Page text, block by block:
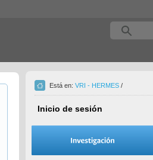
Está en: VRI - HERMES /
Inicio de sesión